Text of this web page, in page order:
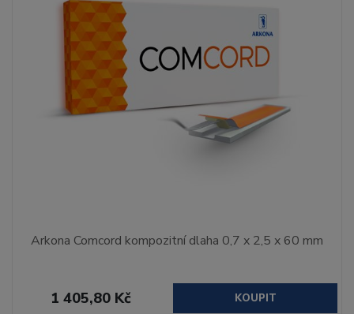
Arkona Comcord kompozitní dlaha 0,7 x 2,5 x 60 mm
1 405,80 Kč KOUPIT